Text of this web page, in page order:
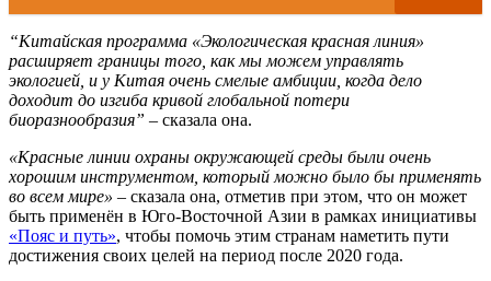
“Китайская программа «Экологическая красная линия»
расширяет границы того, как мы можем управлять
экологией, и у Китая очень смелые амбиции, когда дело
доходит до изгиба кривой глобальной потери
биоразнообразия” – сказала она.
«Красные линии охраны окружающей среды были очень
хорошим инструментом, который можно было бы применять
во всем мире» – сказала она, отметив при этом, что он может
быть применён в Юго-Восточной Азии в рамках инициативы
«Пояс и путь», чтобы помочь этим странам наметить пути
достижения своих целей на период после 2020 года.